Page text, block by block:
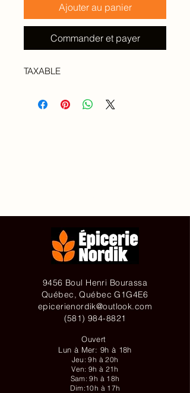
Ajouter au panier
Commander et payer
TAXABLE
9456 Boul Henri Bourassa
Québec, Québec G1G4E6
epicerienordik@outlook.com
(581) 984-8821
Ouvert
Lun à Mer: 9h à 18h
Jeu: 9h à 20h
Ven: 9h à 21h
Sam: 9h à 18h
Dim:10h à 17h